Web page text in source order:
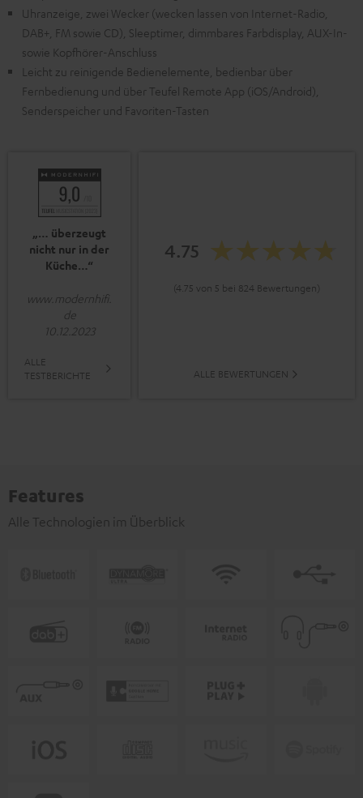
Uhranzeige, zwei Wecker (wecken lassen von Internet-Radio,
DAB+, FM sowie CD), Sleeptimer, dimmbares Farbdisplay, AUX-In-
sowie Kopfhörer-Anschluss
Leicht zu reinigende Bedienelemente, bedienbar über
Fernbedienung und über Teufel Remote App (iOS/Android),
Senderspeicher und Favoriten-Tasten
„… überzeugt
nicht nur in der
Küche…“
www.modernhifi.
de
10.12.2023
ALLE
TESTBERICHTE
4.75
(4.75 von 5 bei 824 Bewertungen)
ALLE BEWERTUNGEN
Features
Alle Technologien im Überblick